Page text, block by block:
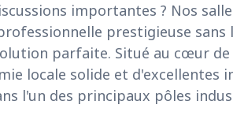
importantes ? Nos
prestigieuse sans
parfaite. Situé au cœur
locale solide et
l'un des principaux pôles